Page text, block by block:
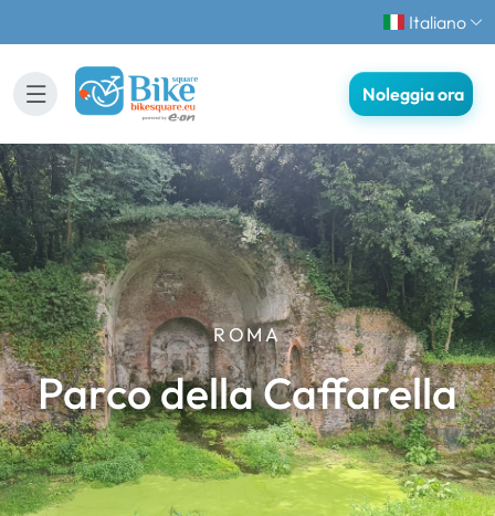
Italiano
Noleggia ora
ROMA
Parco della Caffarella